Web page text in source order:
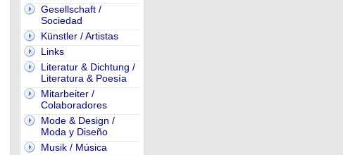
Gesellschaft /
Sociedad
Künstler / Artistas
Links
Literatur & Dichtung /
Literatura & Poesía
Mitarbeiter /
Colaboradores
Mode & Design /
Moda y Diseño
Musik / Música